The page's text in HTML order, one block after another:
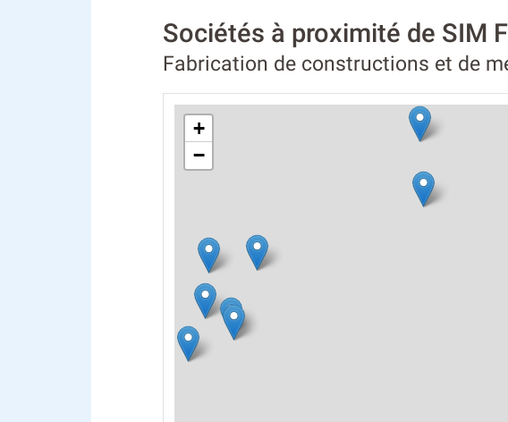
Sociétés à proximité de SIM
Fabrication de constructions et de
+
−